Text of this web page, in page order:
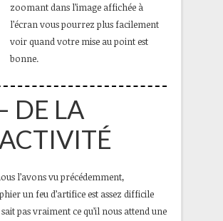
zoomant dans l’image affichée à
l’écran vous pourrez plus facilement
voir quand votre mise au point est
bonne.
DE LA
l’avons vu précédemment,
un feu d’artifice est assez difficile
pas vraiment ce qu’il nous attend une